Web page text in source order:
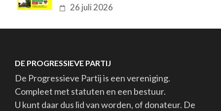
26 juli 2026
DE PROGRESSIEVE PARTIJ
De Progressieve Partij is een vereniging.
Compleet met statuten en een bestuur.
U kunt daar dus lid van worden, of donateur. De